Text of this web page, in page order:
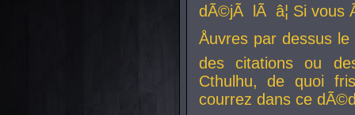
dÃ©jÃ lÃ â¦ Si vous
Åuvres par dessus
des citations ou
Cthulhu, de quoi
courrez dans ce